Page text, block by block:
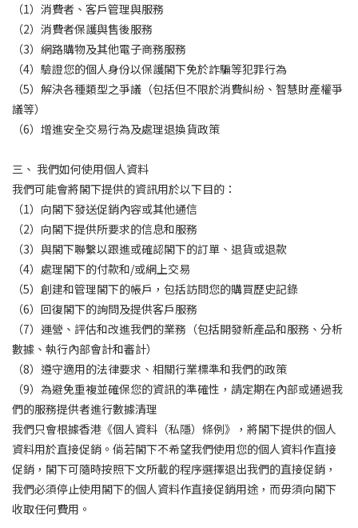
（1）消費者、客戶管理與服務
（2）消費者保護與售後服務
（3）網路購物及其他電子商務服務
（4）驗證您的個人身份以保護閣下免於詐騙等犯罪行為
（5）解決各種類型之爭議（包括但不限於消費糾紛、智慧財產權爭
議等）
（6）增進安全交易行為及處理退換貨政策
三、 我們如何使用個人資料
我們可能會將閣下提供的資訊用於以下目的：
（1）向閣下發送促銷內容或其他通信
（2）向閣下提供所要求的信息和服務
（3）與閣下聯繫以跟進或確認閣下的訂單、退貨或退款
（4）處理閣下的付款和/或網上交易
（5）創建和管理閣下的帳戶，包括訪問您的購買歷史記錄
（6）回復閣下的詢問及提供客戶服務
（7）運營、評估和改進我們的業務（包括開發新產品和服務、分析
數據、執行內部會計和審計）
（8）遵守適用的法律要求、相關行業標準和我們的政策
（9）為避免重複並確保您的資訊的準確性，請定期在內部或通過我
們的服務提供者進行數據清理
我們只會根據香港《個人資料（私隱）條例》，將閣下提供的個人
資料用於直接促銷。倘若閣下不希望我們使用您的個人資料作直接
促銷，閣下可隨時按照下文所載的程序選擇退出我們的直接促銷，
我們必須停止使用閣下的個人資料作直接促銷用途，而毋須向閣下
收取任何費用。